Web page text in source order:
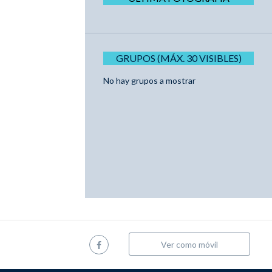
GRUPOS (MÁX. 30 VISIBLES)
No hay grupos a mostrar